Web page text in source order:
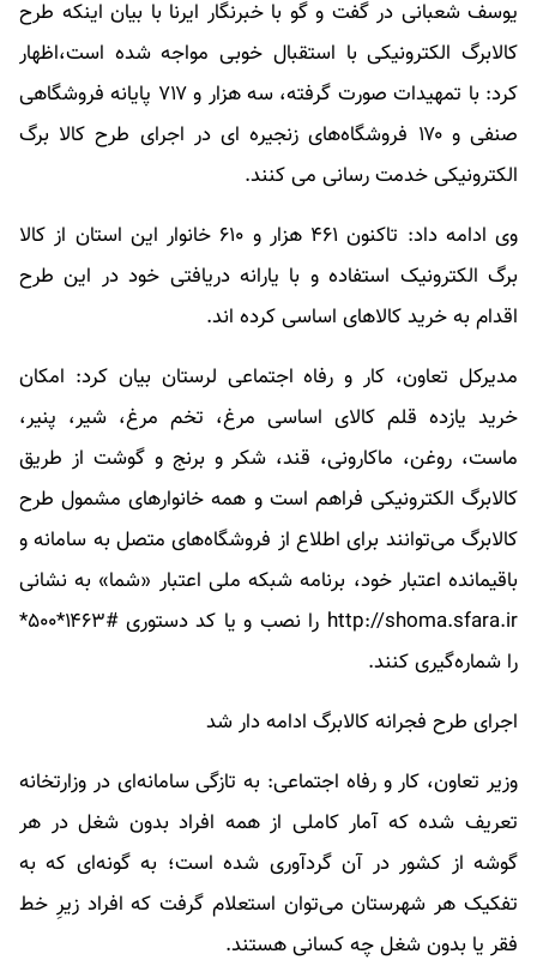
یوسف شعبانی در گفت و گو با خبرنگار ایرنا با بیان اینکه طرح
کالابرگ الکترونیکی با استقبال خوبی مواجه شده است،اظهار
کرد: با تمهیدات صورت گرفته، سه هزار و ۷۱۷ پایانه فروشگاهی
صنفی و ۱۷۰ فروشگاه‌های زنجیره ای در اجرای طرح کالا برگ
الکترونیکی خدمت رسانی می کنند.
وی ادامه داد: تاکنون ۴۶۱ هزار و ۶۱۰ خانوار این استان از کالا
برگ الکترونیک استفاده و با یارانه دریافتی خود در این طرح
اقدام به خرید کالاهای اساسی کرده اند.
مدیرکل تعاون، کار و رفاه اجتماعی لرستان بیان کرد: امکان
خرید یازده قلم کالای اساسی مرغ، تخم مرغ، شیر، پنیر،
ماست، روغن، ماکارونی، قند، شکر و برنج و گوشت از طریق
کالابرگ الکترونیکی فراهم است و همه خانوارهای مشمول طرح
کالابرگ می‌توانند برای اطلاع از فروشگاه‌های متصل به سامانه و
باقیمانده اعتبار خود، برنامه شبکه ملی اعتبار «شما» به نشانی
http://shoma.sfara.ir را نصب و یا کد دستوری #۱۴۶۳*۵۰۰*
را شماره‌گیری کنند.
اجرای طرح فجرانه کالابرگ ادامه دار شد
وزیر تعاون، کار و رفاه اجتماعی: به تازگی سامانه‌ای در وزارتخانه
تعریف شده که آمار کاملی از همه افراد بدون شغل در هر
گوشه از کشور در آن گردآوری شده است؛ به گونه‌ای که به
تفکیک هر شهرستان می‌توان استعلام گرفت که افراد زیرِ خط
فقر یا بدون شغل چه کسانی هستند.